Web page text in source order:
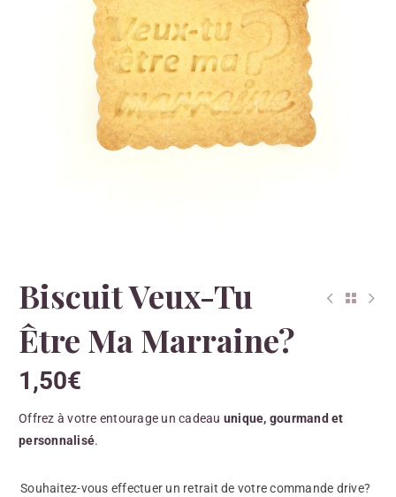
Biscuit Veux-Tu
Être Ma Marraine?
1,50€
Offrez à votre entourage un cadeau unique, gourmand et
personnalisé.
Souhaitez-vous effectuer un retrait de votre commande drive?